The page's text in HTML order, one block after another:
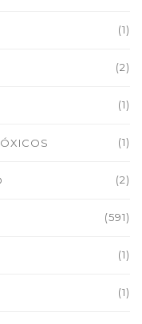
(1)
(2)
(1)
(1)
(2)
(591)
(1)
(1)